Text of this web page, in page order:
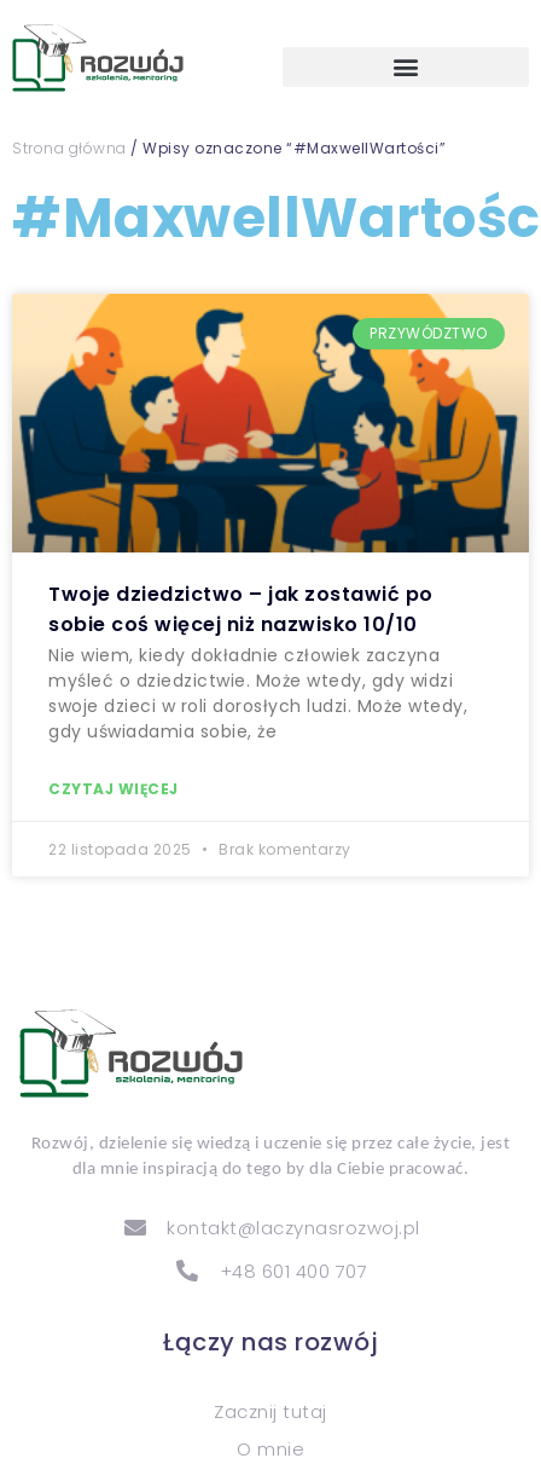
Strona główna / Wpisy oznaczone “#MaxwellWartości”
PRZYWÓDZTWO
Twoje dziedzictwo – jak zostawić po
sobie coś więcej niż nazwisko 10/10
Nie wiem, kiedy dokładnie człowiek zaczyna
myśleć o dziedzictwie. Może wtedy, gdy widzi
swoje dzieci w roli dorosłych ludzi. Może wtedy,
gdy uświadamia sobie, że
CZYTAJ WIĘCEJ
22 listopada 2025 Brak komentarzy
Rozwój, dzielenie się wiedzą i uczenie się przez całe życie, jest
dla mnie inspiracją do tego by dla Ciebie pracować.
kontakt@laczynasrozwoj.pl
+48 601 400 707
Łączy nas rozwój
Zacznij tutaj
O mnie